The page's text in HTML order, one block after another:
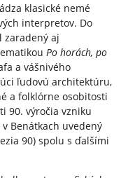
klasické nemé
interpretov. Do
zaradený aj
Po horách, po
a vášnivého
ľudovú architektúru,
a folklórne osobitosti
90. výročia vzniku
Benátkach uvedený
90) spolu s ďalšími